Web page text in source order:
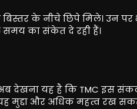
के नीचे छिपे मिले। उन पर
का संकेत दे रही हैं।
अब देखना यह है कि TMC इस
मुद्दा और अधिक महत्व रख